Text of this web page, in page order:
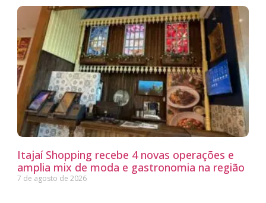
Itajaí Shopping recebe 4 novas operações e
amplia mix de moda e gastronomia na região
7 de agosto de 2026